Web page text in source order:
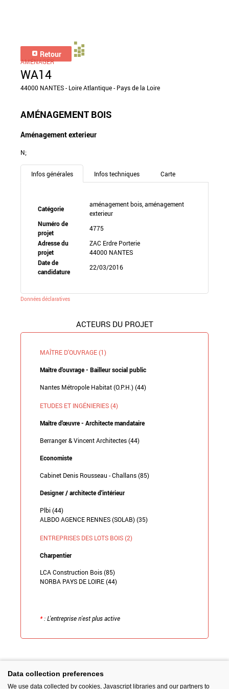
Retour
AMÉNAGER
WA14
44000 NANTES - Loire Atlantique - Pays de la Loire
AMÉNAGEMENT BOIS
Aménagement exterieur
N;
Infos générales Infos techniques Carte
Catégorie
aménagement bois, aménagement
exterieur
Numéro de
projet
4775
Adresse du
projet
ZAC Erdre Porterie
44000 NANTES
Date de
candidature
22/03/2016
Données déclaratives
ACTEURS DU PROJET
MAÎTRE D'OUVRAGE (1)
Maître d'ouvrage - Bailleur social public
Nantes Métropole Habitat (O.P.H.) (44)
ETUDES ET INGÉNIERIES (4)
Maître d'œuvre - Architecte mandataire
Berranger & Vincent Architectes (44)
Economiste
Cabinet Denis Rousseau - Challans (85)
Designer / architecte d'intérieur
Plbi (44)
ALBDO AGENCE RENNES (SOLAB) (35)
ENTREPRISES DES LOTS BOIS (2)
Charpentier
LCA Construction Bois (85)
NORBA PAYS DE LOIRE (44)
*: L'entreprise n'est plus active
Data collection preferences
We use data collected by cookies, Javascript libraries and our partners to